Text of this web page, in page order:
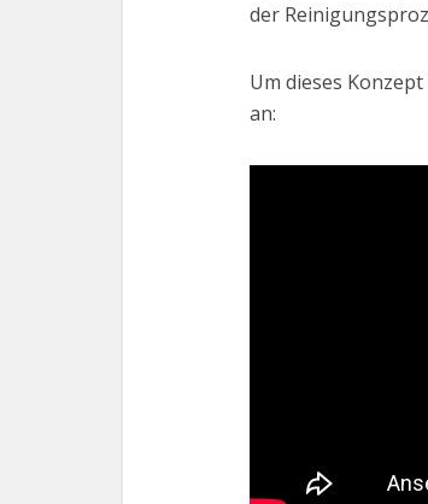
der
Um dieses
an: